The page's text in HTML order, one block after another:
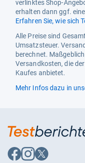
verlinktes Shop-
erhalten dann ggf.
Erfahren Sie, wie sich
Alle Preise sind
Umsatzsteuer.
berechnet.
Versandkosten, die
Kaufes anbietet.
Mehr Infos dazu in
Auf
Facebook
Auf
Instagram
Auf
X